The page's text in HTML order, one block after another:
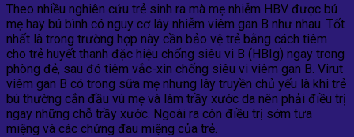
Theo nhiều nghiên cứu trẻ sinh ra mà mẹ nhiễm HBV được bú
mẹ hay bú bình có nguy cơ lây nhiễm viêm gan B như nhau. Tốt
nhất là trong trường hợp này cần bảo vệ trẻ bằng cách tiêm
cho trẻ huyết thanh đặc hiệu chống siêu vi B (HBIg) ngay trong
phòng đẻ, sau đó tiêm vắc-xin chống siêu vi viêm gan B. Virut
viêm gan B có trong sữa mẹ nhưng lây truyền chủ yếu là khi trẻ
bú thường cắn đầu vú mẹ và làm trầy xước da nên phải điều trị
ngay những chỗ trầy xước. Ngoài ra còn điều trị sớm tưa
miệng và các chứng đau miệng của trẻ.